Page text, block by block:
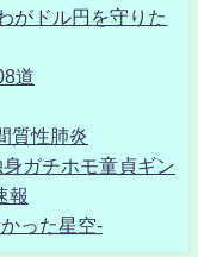
がドル円を守りた
道
質性肺炎
ガチホモ童貞ギン
報
った星空-